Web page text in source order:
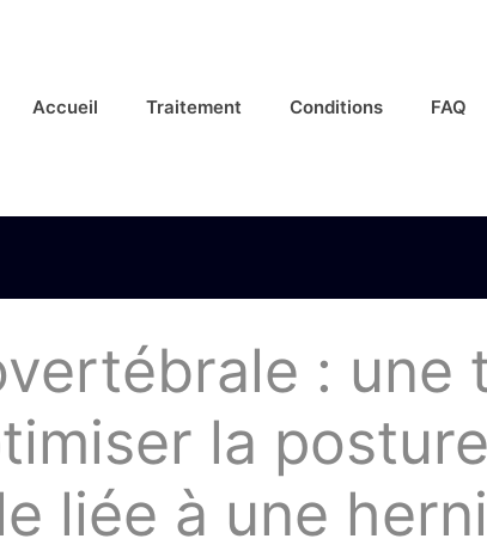
Accueil Traitement Conditions FAQ
: une
la
liée à une